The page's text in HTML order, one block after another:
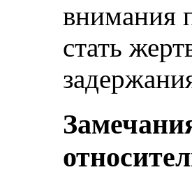
внимания
стать